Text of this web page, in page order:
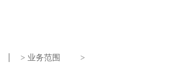
> 业务范围 >